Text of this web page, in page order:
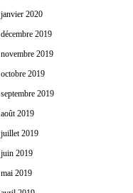
janvier 2020
décembre 2019
novembre 2019
octobre 2019
septembre 2019
août 2019
juillet 2019
juin 2019
mai 2019